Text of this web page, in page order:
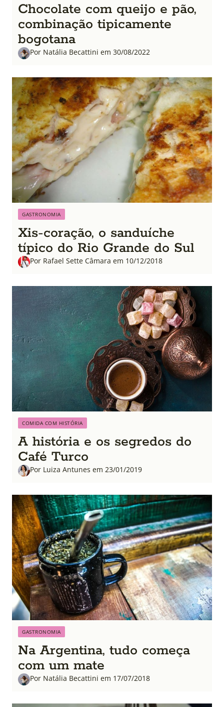
Chocolate com queijo e pão,
combinação tipicamente
bogotana
Por Natália Becattini em 30/08/2022
GASTRONOMIA
Xis-coração, o sanduíche
típico do Rio Grande do Sul
Por Rafael Sette Câmara em 10/12/2018
COMIDA COM HISTÓRIA
A história e os segredos do
Café Turco
Por Luiza Antunes em 23/01/2019
GASTRONOMIA
Na Argentina, tudo começa
com um mate
Por Natália Becattini em 17/07/2018